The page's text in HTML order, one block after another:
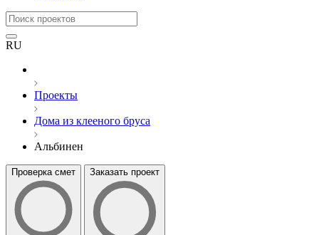
RU
Проекты
Дома из клееного бруса
Альбинен
Проверка смет Заказать проект